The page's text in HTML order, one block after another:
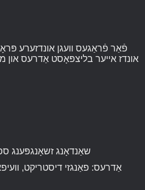
פֿאַר פֿראַגעס וועגן אונדזערע
אונדז אייער בליצפּאָסט אַדרעס און
שאַנדאָנג זשאָנגפּענג
אַדרעס: פאַנגזי דיסטריקט,